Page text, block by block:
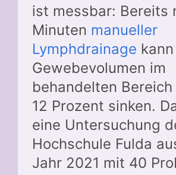
ist messbar: Bereits
Minuten manueller
Lymphdrainage
Gewebevolumen im
behandelten
12 Prozent sinken.
eine Untersuchung
Hochschule Fulda
Jahr 2021 mit 40